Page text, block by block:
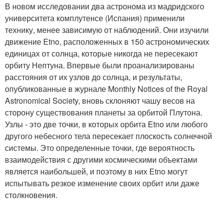
В новом исследовании два астронома из мадридского
университета комплутенсе (Испания) применили
технику, менее зависимую от наблюдений. Они изучили
движение Etno, расположенных в 150 астрономических
единицах от солнца, которые никогда не пересекают
орбиту Нептуна. Впервые были проанализированы
расстояния от их узлов до солнца, и результаты,
опубликованные в журнале Monthly Notices of the Royal
Astronomical Society, вновь склоняют чашу весов на
сторону существования планеты за орбитой Плутона.
Узлы - это две точки, в которых орбита Etno или любого
другого небесного тела пересекает плоскость солнечной
системы. Это определенные точки, где вероятность
взаимодействия с другими космическими объектами
является наибольшей, и поэтому в них Etno могут
испытывать резкое изменение своих орбит или даже
столкновения.